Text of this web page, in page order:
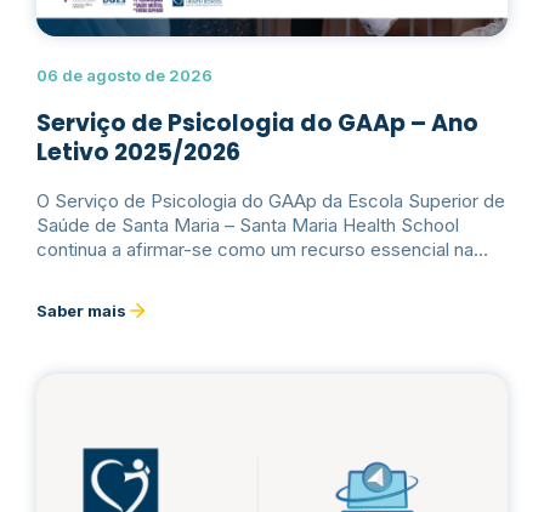
06 de agosto de 2026
Serviço de Psicologia do GAAp – Ano
Letivo 2025/2026
O Serviço de Psicologia do GAAp da Escola Superior de
Saúde de Santa Maria – Santa Maria Health School
continua a afirmar-se como um recurso essencial na
da comunidade académica, de acordo com os dados
relativos ao seu funcionamento e avaliação.Ler mais
Saber mais